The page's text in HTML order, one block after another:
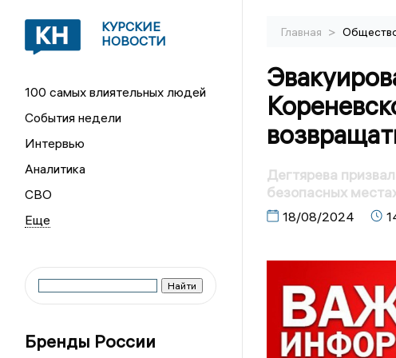
КУРСКИЕ
НОВОСТИ
100 самых влиятельных людей
События недели
Интервью
Аналитика
СВО
Бренды России
Главная >
Дегтярева
безопасных
18/08/2024